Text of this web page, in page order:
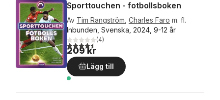
Sporttouchen - fotbollsboken
Av Tim Rangström Charles Faro m. fl.
Inbunden, Svenska, 2024, 9-12 år
4,5utav 5 stjärnor. Totalt antal röster:
(4)
209 kr
Lägg till